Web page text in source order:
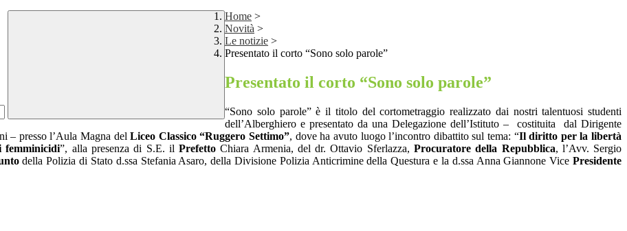
Home >
Novità >
Le notizie >
Presentato il corto “Sono solo parole”
Presentato il corto “Sono solo parole”
“Sono solo parole” è il titolo del cortometraggio realizzato dai nostri talentuosi studenti
dell’Alberghiero e presentato da una Delegazione dell’Istituto – costituita dal Dirigente
– presso l’Aula Magna delLiceo Classico “Ruggero Settimo”, dove ha avuto luogo l’incontro dibattito sul tema: “Il diritto per la libertà
femminicidi”, alla presenza di S.E. il Prefetto Chiara Armenia, del dr. Ottavio Sferlazza, Procuratore della Repubblica, l’Avv. Sergio
della Polizia di Stato d.ssa Stefania Asaro, della Divisione Polizia Anticrimine della Questura e la d.ssa Anna Giannone Vice Presidente